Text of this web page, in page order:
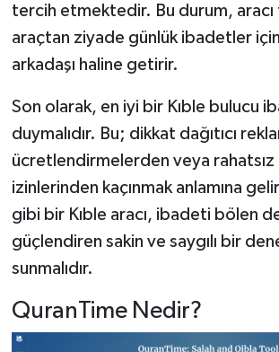
tercih etmektedir. Bu durum,
araçtan ziyade günlük ibadetler
arkadaşı haline getirir.
Son olarak, en iyi bir Kıble bulucu
duymalıdır. Bu; dikkat dağıtıcı
ücretlendirmelerden veya rahatsız
izinlerinden kaçınmak anlamına
gibi bir Kıble aracı, ibadeti bölen
güçlendiren sakin ve saygılı bir
sunmalıdır.
QuranTime Nedir?